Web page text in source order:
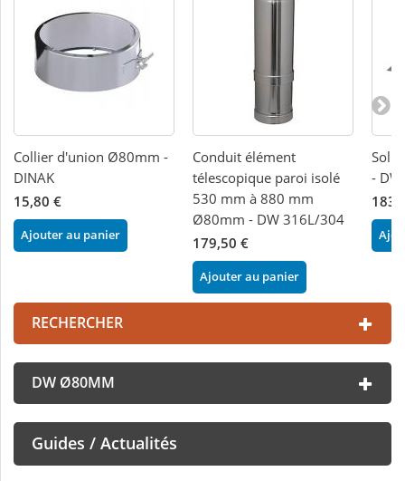
Collier d'union Ø80mm -
DINAK
15,80 €
Ajouter au panier
Conduit élément
télescopique paroi isolé
530 mm à 880 mm
Ø80mm - DW 316L/304
179,50 €
Ajouter au panier
-
RECHERCHER
DW Ø80MM
Guides / Actualités